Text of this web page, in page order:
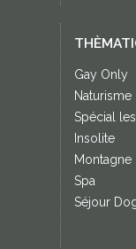
Gay Only
Naturisme
Spécial
Insolite
Montagne
Spa
Séjour